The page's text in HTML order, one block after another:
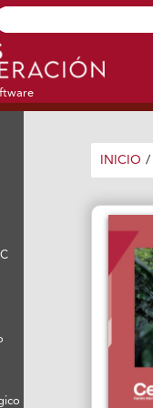
INICIO /